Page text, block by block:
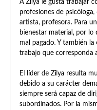
A Zilya le gusta trabajar
profesiones de
artista, profesora. Para
bienestar material, por lo
mal pagado. Y también
trabajo que corresponda
El líder de Zilya resulta
debido a su carácter
siempre será capaz de
subordinados. Por la